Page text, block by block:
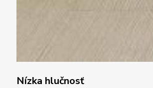
Nízka hlučnosť